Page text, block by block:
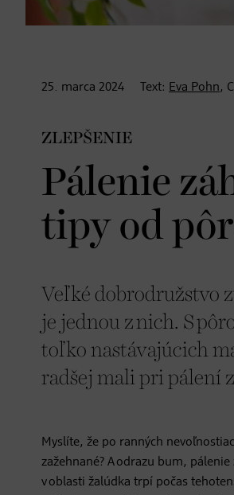
25. marca 2024 Text: Eva Pohn,
ZLEPŠENIE
Pálenie
tipy od
Veľké dobrodružstvo
je jednou z nich. S
toľko nastávajúcich
radšej mali pri pálení
Myslíte, že po ranných
zažehnané? A odrazu bum,
v oblasti žalúdka trpí počas